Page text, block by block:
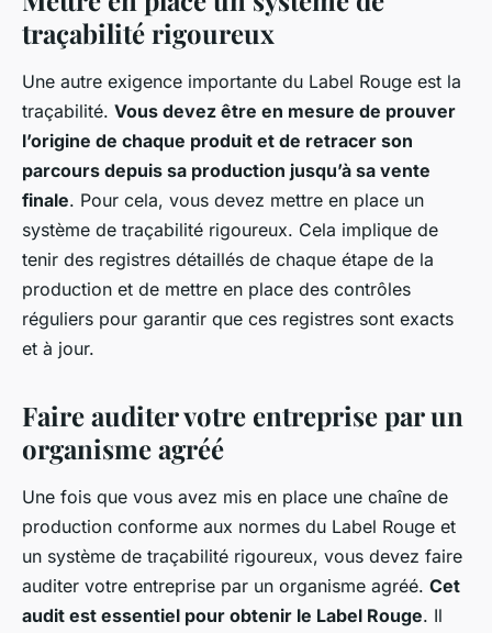
traçabilité rigoureux
Une autre exigence importante du Label Rouge est la
traçabilité. Vous devez être en mesure de prouver
l’origine de chaque produit et de retracer son
parcours depuis sa production jusqu’à sa vente
finale. Pour cela, vous devez mettre en place un
système de traçabilité rigoureux. Cela implique de
tenir des registres détaillés de chaque étape de la
production et de mettre en place des contrôles
réguliers pour garantir que ces registres sont exacts
et à jour.
Faire auditer votre entreprise par un
organisme agréé
Une fois que vous avez mis en place une chaîne de
production conforme aux normes du Label Rouge et
un système de traçabilité rigoureux, vous devez faire
auditer votre entreprise par un organisme agréé. Cet
audit est essentiel pour obtenir le Label Rouge. Il